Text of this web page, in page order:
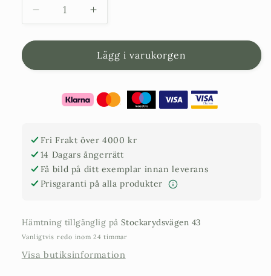
Minska
kvantitet
för
Stor
Jumbo
diameter
185
cm
Öka
kvantitet
för
Gigantisk
Stor
Jumbo
185
diameter
185
cm
Lägg i varukorgen
Fri Frakt över 4000 kr
14 Dagars ångerrätt
Få bild på ditt exemplar innan leverans
Prisgaranti på alla produkter
Hämtning tillgänglig på Stockarydsvägen 43
Vanligtvis redo inom 24 timmar
Visa butiksinformation